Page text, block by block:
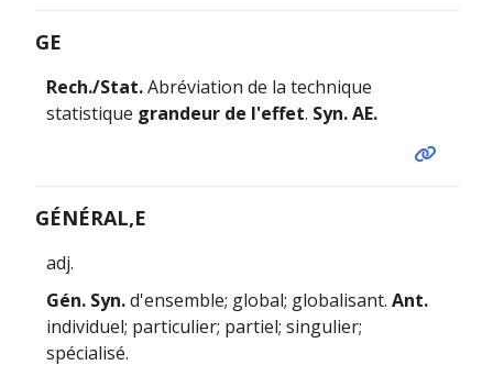
GE
Rech./Stat.Abréviation de la technique
statistique grandeur de l'effet. Syn.AE.
GÉNÉRAL,E
adj.
Gén. Syn.d'ensemble; global; globalisant. Ant.
individuel; particulier; partiel; singulier;
spécialisé.